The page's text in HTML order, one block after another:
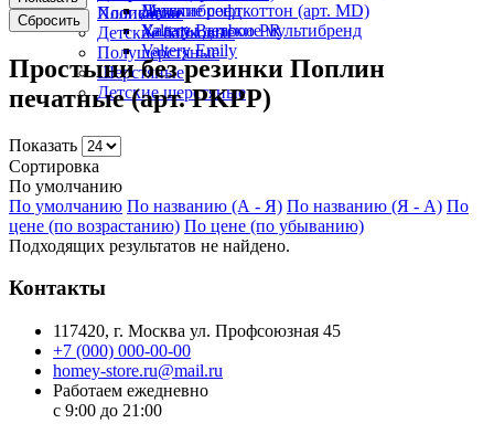
Детские софткоттон (арт. MD)
Халаты детские мультибренд
ПолисатинМультибренд
Valtery Bamboo PR
Valtery Emily
Хлопковые
Детские байковые
Полушерстяные
Шерстяные
Детские шерстяные
Сбросить
Простыни без резинки Поплин
печатные (арт. PKPP)
Показать
Сортировка
По умолчанию
По умолчанию По названию (А - Я) По названию (Я - А) По
цене (по возрастанию) По цене (по убыванию)
Подходящих результатов не найдено.
Контакты
117420, г. Москва ул. Профсоюзная 45
+7 (000) 000-00-00
homey-store.ru@mail.ru
Работаем ежедневно
с 9:00 до 21:00